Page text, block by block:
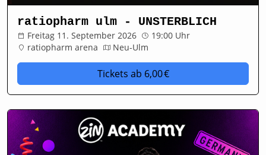
ratiopharm ulm - UNSTERBLICH
Freitag 11. September 2026
19:00 Uhr
ratiopharm arena
Neu-Ulm
Tickets ab 6,00 €